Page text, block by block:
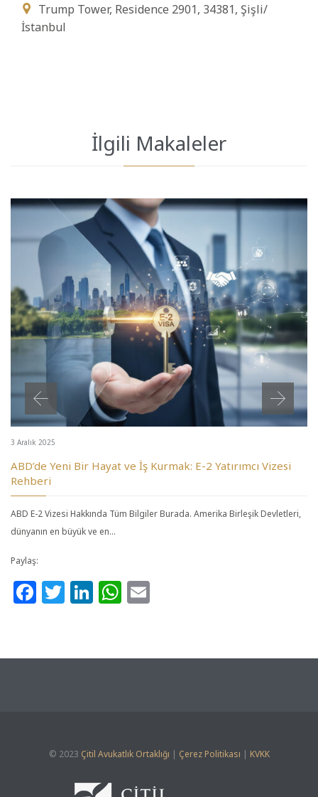

Trump Tower, Residence 2901, 34381, Şişli/
İstanbul
İlgili Makaleler
3 Aralık 2025
ABD’de Yeni Bir Hayat ve İş Kurmak: E-2 Yatırımcı Vizesi
Rehberi
ABD E-2 Vizesi Hakkında Tüm Bilgiler Burada. Amerika Birleşik Devletleri,
dünyanın en büyük ve en…
Paylaş:
Facebook
Twitter
LinkedIn
WhatsApp
© 2023 Çitil Avukatlık Ortaklığı | Çerez Politikası | KVKK